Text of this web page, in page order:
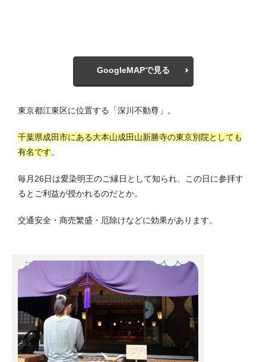
GoogleMAPで見る
東京都江東区に位置する「深川不動尊」。
千葉県成田市にある大本山成田山新勝寺の東京別院としても
有名です。
毎月26日は愛染明王のご縁日として知られ、この日に参拝す
るとご利益が授かれるのだとか。
交通安全・商売繁盛・厄除けなどに効果があります。